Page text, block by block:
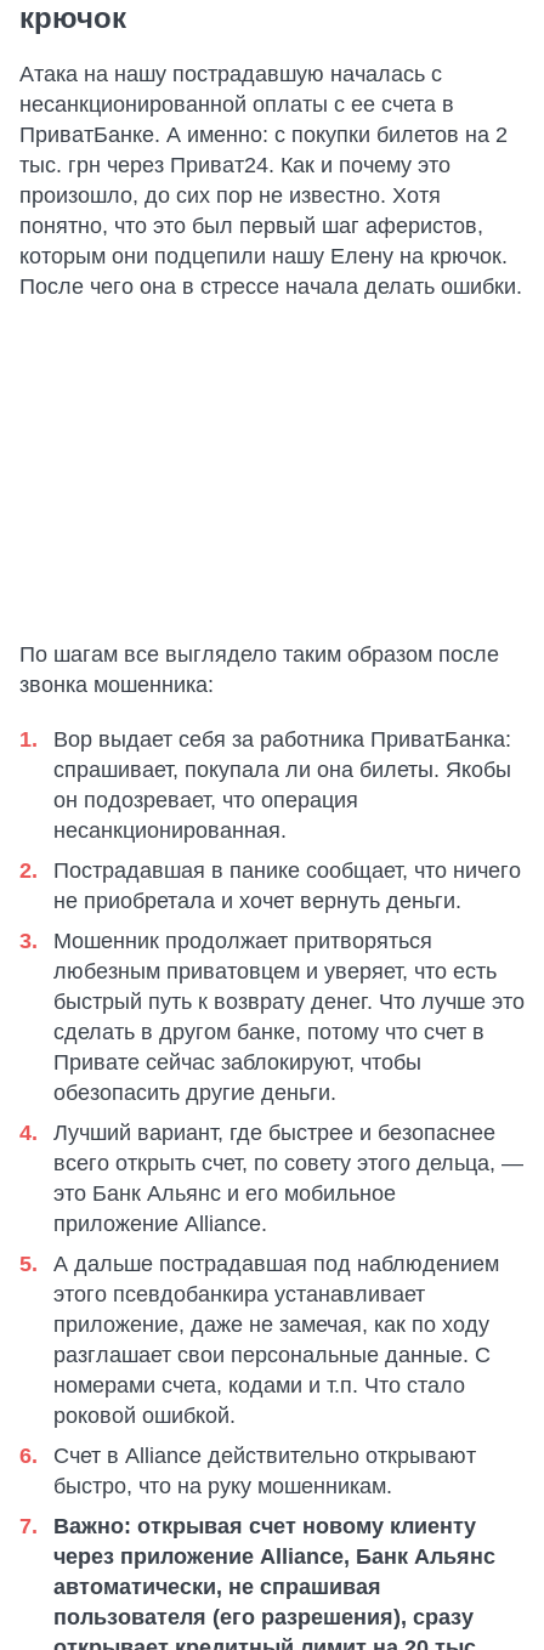
крючок
Атака на нашу пострадавшую началась с
несанкционированной оплаты с ее счета в
ПриватБанке. А именно: с покупки билетов на 2
тыс. грн через Приват24. Как и почему это
произошло, до сих пор не известно. Хотя
понятно, что это был первый шаг аферистов,
которым они подцепили нашу Елену на крючок.
После чего она в стрессе начала делать ошибки.
По шагам все выглядело таким образом после
звонка мошенника:
Вор выдает себя за работника ПриватБанка:
спрашивает, покупала ли она билеты. Якобы
он подозревает, что операция
несанкционированная.
Пострадавшая в панике сообщает, что ничего
не приобретала и хочет вернуть деньги.
Мошенник продолжает притворяться
любезным приватовцем и уверяет, что есть
быстрый путь к возврату денег. Что лучше это
сделать в другом банке, потому что счет в
Привате сейчас заблокируют, чтобы
обезопасить другие деньги.
Лучший вариант, где быстрее и безопаснее
всего открыть счет, по совету этого дельца, —
это Банк Альянс и его мобильное
приложение Alliance.
А дальше пострадавшая под наблюдением
этого псевдобанкира устанавливает
приложение, даже не замечая, как по ходу
разглашает свои персональные данные. С
номерами счета, кодами и т.п. Что стало
роковой ошибкой.
Счет в Alliance действительно открывают
быстро, что на руку мошенникам.
Важно: открывая счет новому клиенту
через приложение Alliance, Банк Альянс
автоматически, не спрашивая
пользователя (его разрешения), сразу